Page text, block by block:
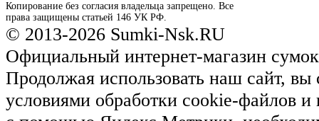
Копирование без согласия владельца запрещено. Все
права защищены статьей 146 УК РФ.
© 2013-2026 Sumki-Nsk.RU
Официальный интернет-магазин
Продолжая использовать наш сайт, вы
условиями обработки cookie-файлов и